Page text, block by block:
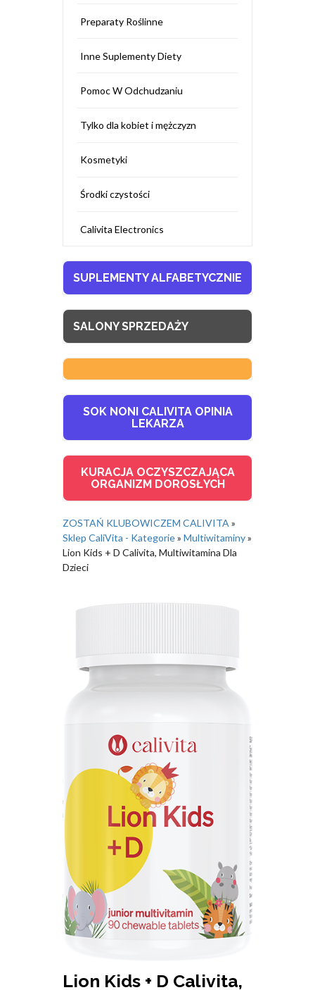
Preparaty Roślinne
Inne Suplementy Diety
Pomoc W Odchudzaniu
Tylko dla kobiet i mężczyzn
Kosmetyki
Środki czystości
Calivita Electronics
SUPLEMENTY ALFABETYCZNIE
SALONY SPRZEDAŻY
SOK NONI CALIVITA OPINIA
LEKARZA
KURACJA OCZYSZCZAJĄCA
ORGANIZM DOROSŁYCH
ZOSTAŃ KLUBOWICZEM CALIVITA »
Sklep CaliVita - Kategorie» Multiwitaminy»
Lion Kids + D Calivita, Multiwitamina Dla
Dzieci
Lion Kids + D Calivita,